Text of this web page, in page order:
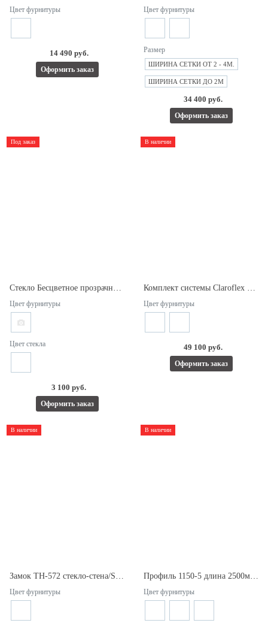
Цвет фурнитуры
14 490 руб.
Оформить заказ
Цвет фурнитуры
Размер
ШИРИНА СЕТКИ ОТ 2 - 4М.
ШИРИНА СЕТКИ ДО 2М
34 400 руб.
Оформить заказ
Под заказ
Стекло Бесцветное прозрачное 4мм.
Цвет фурнитуры
Цвет стекла
3 100 руб.
Оформить заказ
В наличии
Комплект системы Claroflex PIVOT.
Цвет фурнитуры
49 100 руб.
Оформить заказ
В наличии
Цвет фурнитуры
В наличии
Цвет фурнитуры